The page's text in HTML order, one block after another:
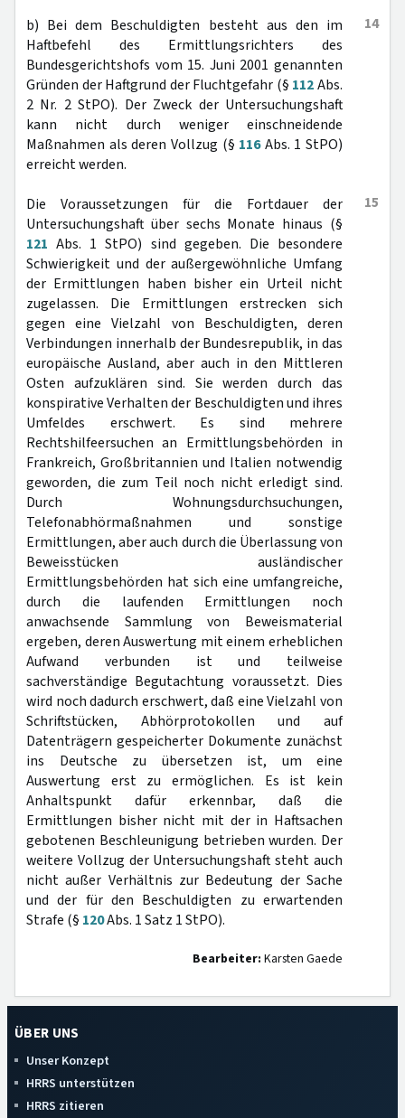
14
b) Bei dem Beschuldigten besteht aus den im
Haftbefehl des Ermittlungsrichters des
Bundesgerichtshofs vom 15. Juni 2001 genannten
Gründen der Haftgrund der Fluchtgefahr (§ 112Abs.
2 Nr. 2 StPO). Der Zweck der Untersuchungshaft
kann nicht durch weniger einschneidende
Maßnahmen als deren Vollzug (§ 116Abs. 1 StPO)
erreicht werden.
15
Die Voraussetzungen für die Fortdauer der
Untersuchungshaft über sechs Monate hinaus (§
121 Abs. 1 StPO) sind gegeben. Die besondere
Schwierigkeit und der außergewöhnliche Umfang
der Ermittlungen haben bisher ein Urteil nicht
zugelassen. Die Ermittlungen erstrecken sich
gegen eine Vielzahl von Beschuldigten, deren
Verbindungen innerhalb der Bundesrepublik, in das
europäische Ausland, aber auch in den Mittleren
Osten aufzuklären sind. Sie werden durch das
konspirative Verhalten der Beschuldigten und ihres
Umfeldes erschwert. Es sind mehrere
Rechtshilfeersuchen an Ermittlungsbehörden in
Frankreich, Großbritannien und Italien notwendig
geworden, die zum Teil noch nicht erledigt sind.
Durch Wohnungsdurchsuchungen,
Telefonabhörmaßnahmen und sonstige
Ermittlungen, aber auch durch die Überlassung von
Beweisstücken ausländischer
Ermittlungsbehörden hat sich eine umfangreiche,
durch die laufenden Ermittlungen noch
anwachsende Sammlung von Beweismaterial
ergeben, deren Auswertung mit einem erheblichen
Aufwand verbunden ist und teilweise
sachverständige Begutachtung voraussetzt. Dies
wird noch dadurch erschwert, daß eine Vielzahl von
Schriftstücken, Abhörprotokollen und auf
Datenträgern gespeicherter Dokumente zunächst
ins Deutsche zu übersetzen ist, um eine
Auswertung erst zu ermöglichen. Es ist kein
Anhaltspunkt dafür erkennbar, daß die
Ermittlungen bisher nicht mit der in Haftsachen
gebotenen Beschleunigung betrieben wurden. Der
weitere Vollzug der Untersuchungshaft steht auch
nicht außer Verhältnis zur Bedeutung der Sache
und der für den Beschuldigten zu erwartenden
Strafe (§ 120Abs. 1 Satz 1 StPO).
Bearbeiter: Karsten Gaede
ÜBER UNS
Unser Konzept
HRRS unterstützen
HRRS zitieren